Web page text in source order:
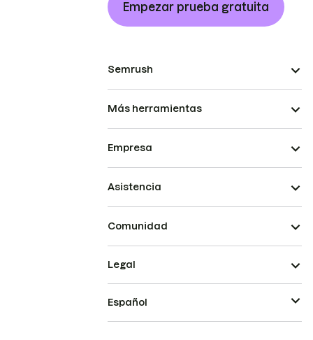
Empezar prueba gratuita
Semrush
Más herramientas
Empresa
Asistencia
Comunidad
Legal
Español